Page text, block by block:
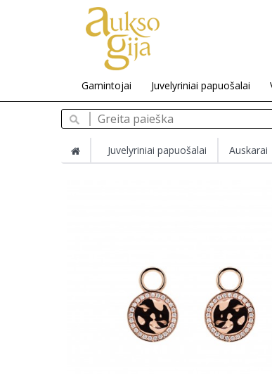
Gamintojai Juvelyriniai papuošalai
Juvelyriniai papuošalai Auskarai